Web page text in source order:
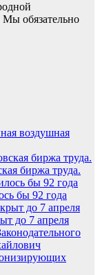
Мы обязательно
воздушная
биржа труда.
бы 92 года
до 7 апреля